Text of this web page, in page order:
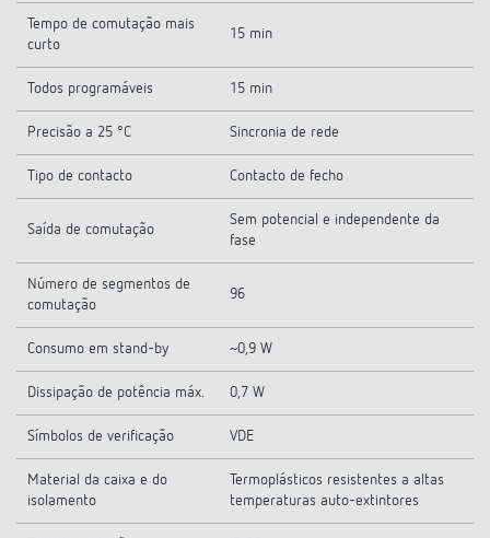
Tempo de comutação mais
curto
15 min
Todos programáveis 15 min
Precisão a 25 °C Sincronia de rede
Tipo de contacto Contacto de fecho
Saída de comutação
Sem potencial e independente da
fase
Número de segmentos de
comutação
96
Consumo em stand-by ~0,9 W
Dissipação de potência máx. 0,7 W
Símbolos de verificação VDE
Material da caixa e do
isolamento
Termoplásticos resistentes a altas
temperaturas auto-extintores